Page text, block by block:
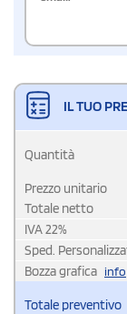
IL TUO
Quantità
Prezzo unitario
Totale netto
IVA22%
Sped.
Bozza grafica info
Totale preventivo